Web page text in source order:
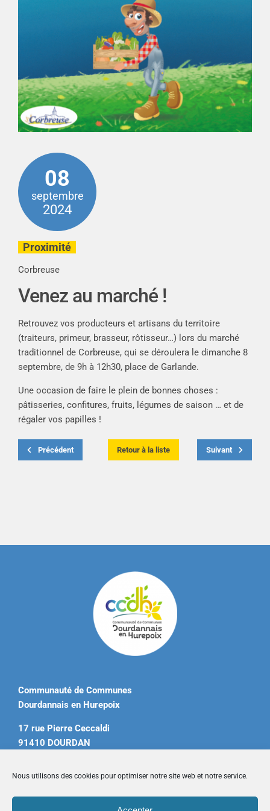
Nous utilisons des cookies pour optimiser notre site web et notre service.
08
septembre
2024
Proximité
Corbreuse
Venez au marché !
Retrouvez vos producteurs et artisans du territoire
(traiteurs, primeur, brasseur, rôtisseur…) lors du marché
traditionnel de Corbreuse, qui se déroulera le dimanche 8
septembre, de 9h à 12h30, place de Garlande.
Une occasion de faire le plein de bonnes choses :
pâtisseries, confitures, fruits, légumes de saison … et de
régaler vos papilles !
Précédent Retour à la liste Suivant
Communauté de Communes
Dourdannais en Hurepoix
17 rue Pierre Ceccaldi
91410 DOURDAN
contact@ccdourdannais.com